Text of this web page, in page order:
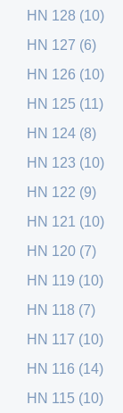
HN 128 (10)
HN 127 (6)
HN 126 (10)
HN 125 (11)
HN 124 (8)
HN 123 (10)
HN 122 (9)
HN 121 (10)
HN 120 (7)
HN 119 (10)
HN 118 (7)
HN 117 (10)
HN 116 (14)
HN 115 (10)